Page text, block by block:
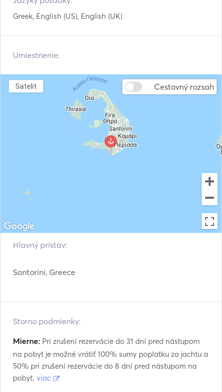
Greek, English (US), English (UK)
Umiestnenie:
Cestovný rozsah
Satelit
Hlavný prístav:
Santorini, Greece
Storno podmienky:
Mierne: Pri zrušení rezervácie do 31 dní pred nástupom
na pobyt je možné vrátiť 100% sumy poplatku za jachtu a
50% pri zrušení rezervácie do 8 dní pred nástupom na
pobyt. viac